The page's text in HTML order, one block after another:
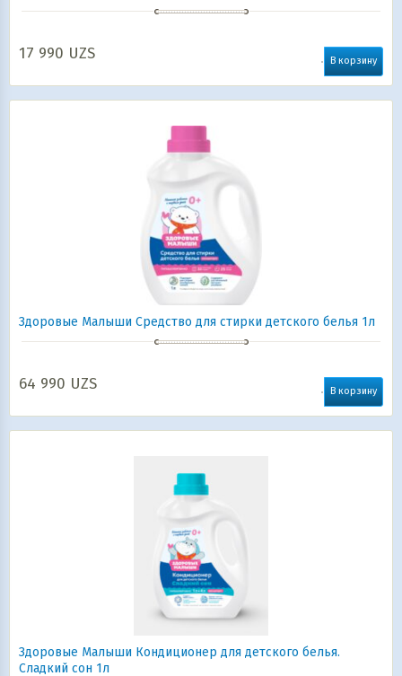
17 990 UZS В корзину
Здоровые Малыши Средство для стирки детского белья 1л
64 990 UZS В корзину
Здоровые Малыши Кондиционер для детского белья.
Сладкий сон 1л